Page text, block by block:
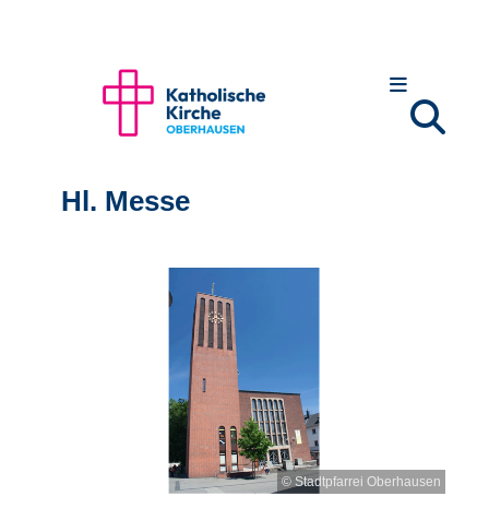
Hl. Messe
© Stadtpfarrei Oberhausen